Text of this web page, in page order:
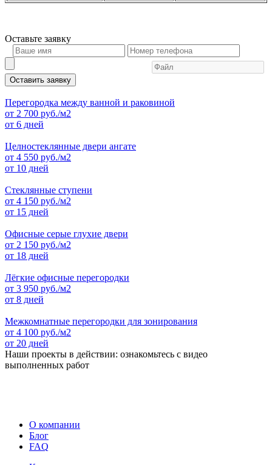
Оставьте заявку
Оставить заявку
Перегородка между ванной и раковиной
от 2 700 руб./м2
от 6 дней
Целностеклянные двери ангате
от 4 550 руб./м2
от 10 дней
Стеклянные ступени
от 4 150 руб./м2
от 15 дней
Офисные серые глухие двери
от 2 150 руб./м2
от 18 дней
Лёгкие офисные перегородки
от 3 950 руб./м2
от 8 дней
Межкомнатные перегородки для зонирования
от 4 100 руб./м2
от 20 дней
Наши проекты в действии: ознакомьтесь с видео
выполненных работ
О компании
Блог
FAQ